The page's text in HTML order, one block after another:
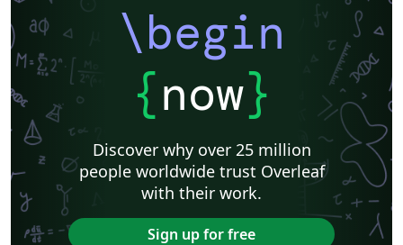
\begin
{now}
Discover why over 25 million
people worldwide trust Overleaf
with their work.
Sign up for free